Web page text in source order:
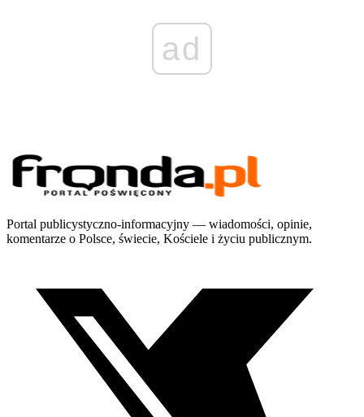
ad
Portal publicystyczno-informacyjny — wiadomości, opinie,
komentarze o Polsce, świecie, Kościele i życiu publicznym.